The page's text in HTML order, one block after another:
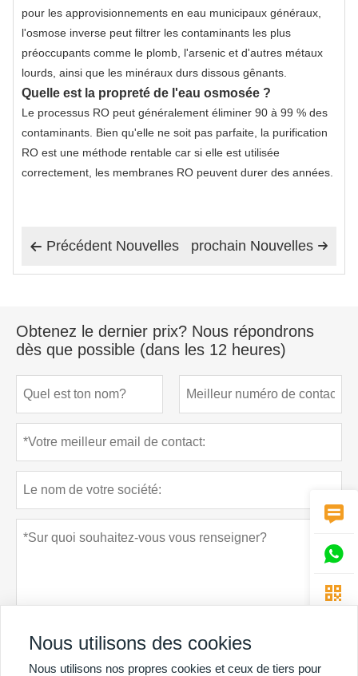
pour les approvisionnements en eau municipaux généraux,
l'osmose inverse peut filtrer les contaminants les plus
préoccupants comme le plomb, l'arsenic et d'autres métaux
lourds, ainsi que les minéraux durs dissous gênants.
Quelle est la propreté de l'eau osmosée ?
Le processus RO peut généralement éliminer 90 à 99 % des
contaminants. Bien qu'elle ne soit pas parfaite, la purification
RO est une méthode rentable car si elle est utilisée
correctement, les membranes RO peuvent durer des années.
 Précédent Nouvelles 
prochain Nouvelles
Obtenez le dernier prix? Nous répondrons
dès que possible (dans les 12 heures)



Nous utilisons des cookies
Nous utilisons nos propres cookies et ceux de tiers pour